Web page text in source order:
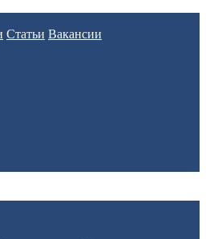
Статьи Вакансии